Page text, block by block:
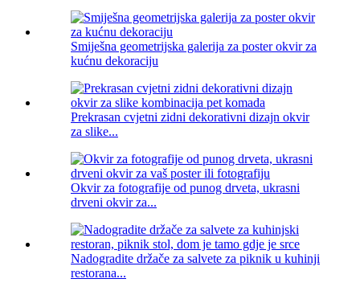
Smiješna geometrijska galerija za poster okvir za
kućnu dekoraciju
Prekrasan cvjetni zidni dekorativni dizajn okvir
za slike...
Okvir za fotografije od punog drveta, ukrasni
drveni okvir za...
Nadogradite držače za salvete za piknik u kuhinji
restorana...